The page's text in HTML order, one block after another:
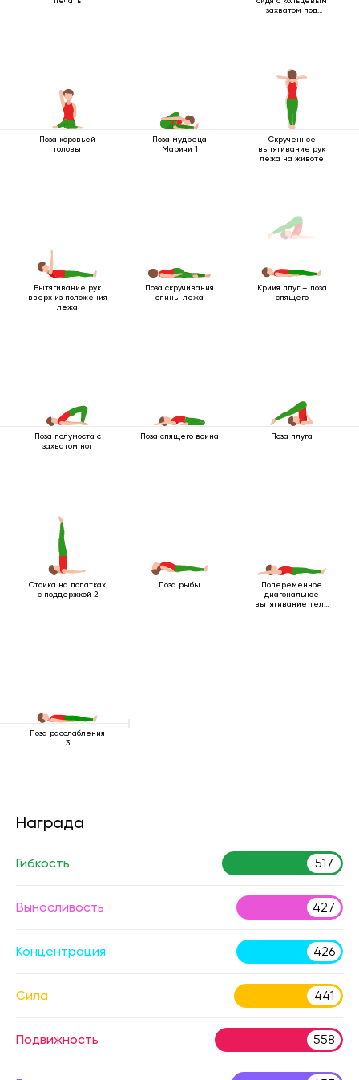
захватом под
Поза коровьей
головы
Поза мудреца
Маричи 1
Скрученное
вытягивание рук
лежа на животе
Вытягивание рук
вверх из положения
лежа
Поза скручивания
спины лежа
Крийя плуг – поза
спящего
Поза полумоста с
захватом ног
Поза спящего воина Поза плуга
Стойка на лопатках
с поддержкой 2
Поза рыбы
Попеременное
диагональное
вытягивание тела
Поза расслабления
3
Награда
Гибкость 517
Выносливость 427
Концентрация 426
Сила 441
Подвижность 558